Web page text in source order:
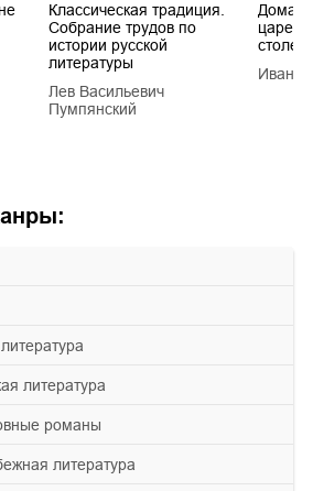
литература
романы
литература
Классическая традиция.
Собрание трудов по
истории русской
литературы
Лев Васильевич
Пумпянский
царей
Иван